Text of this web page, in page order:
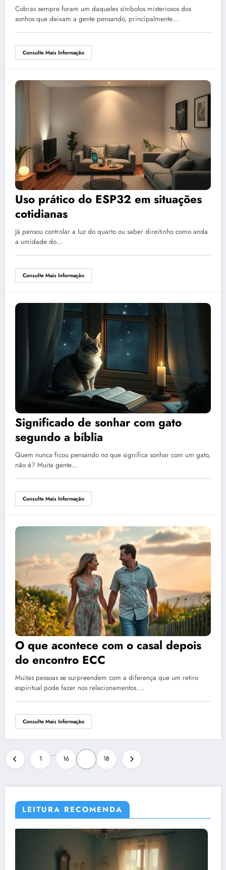
Cobras sempre foram um daqueles símbolos misteriosos dos
sonhos que deixam a gente pensando, principalmente…
Consulte Mais Informação
Uso prático do ESP32 em situações
cotidianas
Já pensou controlar a luz do quarto ou saber direitinho como anda
a umidade do…
Consulte Mais Informação
Significado de sonhar com gato
segundo a bíblia
Quem nunca ficou pensando no que significa sonhar com um gato,
não é? Muita gente…
Consulte Mais Informação
O que acontece com o casal depois
do encontro ECC
Muitas pessoas se surpreendem com a diferença que um retiro
espiritual pode fazer nos relacionamentos.…
Consulte Mais Informação
Paginação
de
posts
1
…
16 18
LEITURA RECOMENDA